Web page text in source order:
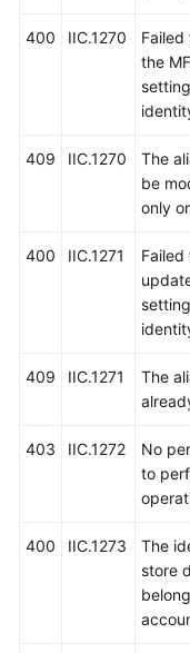
400 IIC.1270
the
409 IIC.1270
The
be
only
400 IIC.1271
Failed
409 IIC.1271
The
403 IIC.1272
No
to
400 IIC.1273
The
store